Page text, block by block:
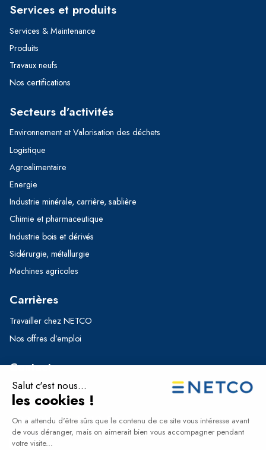
Services et produits
Services & Maintenance
Produits
Travaux neufs
Nos certifications
Secteurs d’activités
Environnement et Valorisation des déchets
Logistique
Agroalimentaire
Energie
Industrie minérale, carrière, sablière
Chimie et pharmaceutique
Industrie bois et dérivés
Sidérurgie, métallurgie
Machines agricoles
Carrières
Travailler chez NETCO
Nos offres d’emploi
Contact
Formulaire de contact
Nos implantations
+33 (0)5 56 11 12 56